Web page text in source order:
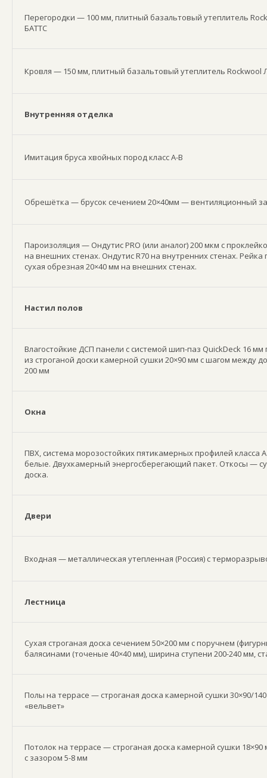
Перегородки — 100 мм, плитный базальтовый утеплитель
БАТТС
Кровля — 150 мм, плитный базальтовый утеплитель Rockwool
Внутренняя отделка
Имитация бруса хвойных пород класс А-В
Обрешётка — брусок сечением 20×40мм — вентиляционный
Пароизоляция — Ондутис PRO (или аналог) 200 мкм с
на внешних стенах. Ондутис R70 на внутренних стенах. Рейка
сухая обрезная 20×40 мм на внешних стенах.
Настил полов
Влагостойкие ДСП панели с системой шип-паз QuickDeck 16
из строганой доски камерной сушки 20×90 мм с шагом между
200 мм
Окна
ПВХ, система морозостойких пятикамерных профилей класса
белые. Двухкамерный энергосберегающий пакет. Откосы —
доска.
Двери
Входная — металлическая утепленная (Россия) с
Лестница
Сухая строганая доска сечением 50×200 мм с поручнем
балясинами (точеные 40×40 мм), ширина ступени 200-240 мм,
Полы на террасе — строганая доска камерной сушки 30×90/
«вельвет»
Потолок на террасе — строганая доска камерной сушки 18×90
с зазором 5-8 мм